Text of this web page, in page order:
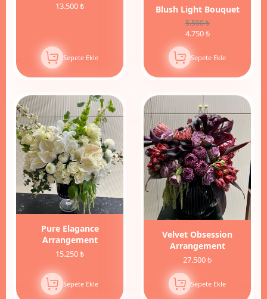
13.500 ₺
Sepete Ekle
Blush Light Bouquet
5.500 ₺
4.750 ₺
Sepete Ekle
Pure Elagance
Arrangement
15.250 ₺
Sepete Ekle
Velvet Obsession
Arrangement
27.500 ₺
Sepete Ekle